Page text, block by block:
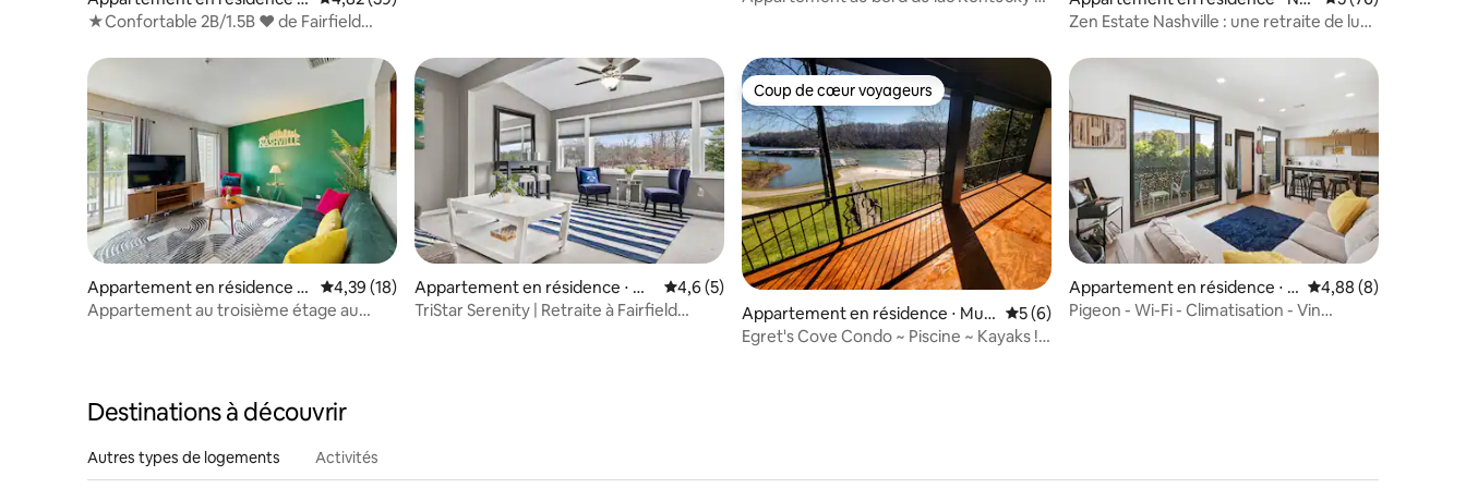
Crossville
★Confortable 2B/1.5B ♥ de Fairfield
hville
Zen Estate Nashville : une retraite de luxe
Appartement en résidence ⋅
Nashville
Évaluation moyenne sur la base de 18 commentaires : 4,39 sur 5
4,39 (18)
Appartement au troisième étage au
Appartement en résidence ⋅ Cr
ossville
Évaluation moyenne sur la base de 5 commentaires : 4,6 sur 5
4,6 (5)
TriStar Serenity | Retraite à Fairfield
Coup de cœur voyageurs
Coup de cœur voyageurs
Appartement en résidence ⋅ Murr
ay
Évaluation moyenne sur la base de 6 commentaires : 5 sur 5
5 (6)
Egret's Cove Condo ~ Piscine ~ Kayaks ! ~
Appartement en résidence ⋅ N
ashville
Évaluation moyenne
4,88 (8)
Pigeon - Wi-Fi - Climatisation - Vin
Destinations à découvrir
Autres types de logements Activités